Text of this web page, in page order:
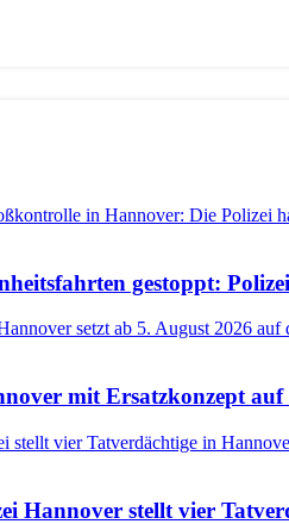
gestoppt:
mit Ersatzkonzept auf
Hannover stellt vier